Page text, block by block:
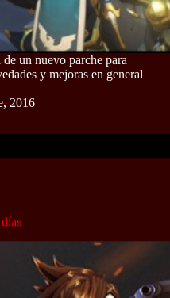
un nuevo parche para
y mejoras en general
2016